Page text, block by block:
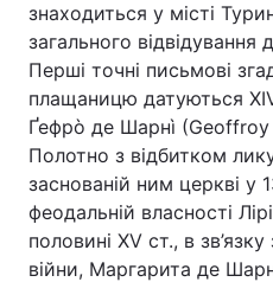
знаходиться у місті
загального відвідування
Перші точні письмові
плащаницю датуються
Ґефрò де Шарнì (Geoffroy
Полотно з відбитком
заснованій ним церкві у
феодальній власності
половині XV ст., в
війни, Маргарита де